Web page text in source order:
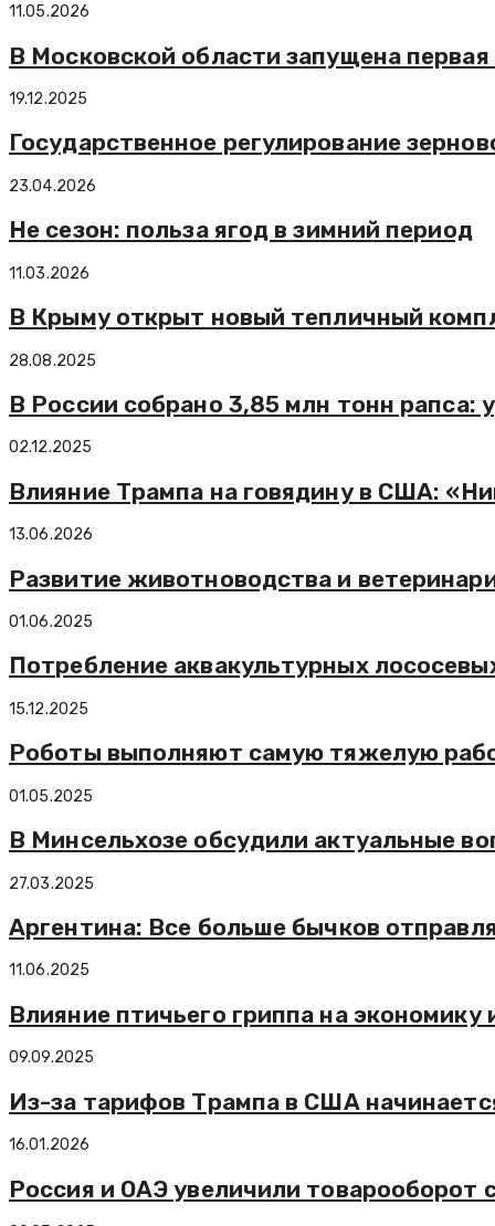
11.05.2026
В Московской области запущена
19.12.2025
Государственное регулирование
23.04.2026
Не сезон: польза ягод в зимний период
11.03.2026
В Крыму открыт новый тепличный
28.08.2025
В России собрано 3,85 млн тонн рапса:
02.12.2025
Влияние Трампа на говядину в США:
13.06.2026
Развитие животноводства и
01.06.2025
Потребление аквакультурных
15.12.2025
Роботы выполняют самую тяжелую
01.05.2025
В Минсельхозе обсудили актуальные
27.03.2025
Аргентина: Все больше бычков
11.06.2025
Влияние птичьего гриппа на
09.09.2025
Из-за тарифов Трампа в США
16.01.2026
Россия и ОАЭ увеличили товарооборот